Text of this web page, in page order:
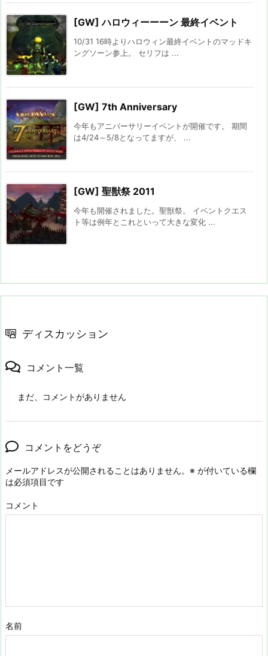
[GW] ハロウィーーーン 最終イベント
10/31 16時よりハロウィン最終イベントのマッドキ
ングソーン参上。 セリフは ...
[GW] 7th Anniversary
今年もアニバーサリーイベントが開催です。 期間
は4/24～5/8となってますが、 ...
[GW] 聖獣祭 2011
今年も開催されました。聖獣祭。 イベントクエス
ト等は例年とこれといって大きな変化 ...
ディスカッション
コメント一覧
まだ、コメントがありません
コメントをどうぞ
メールアドレスが公開されることはありません。 ※ が付いている欄
は必須項目です
コメント
名前